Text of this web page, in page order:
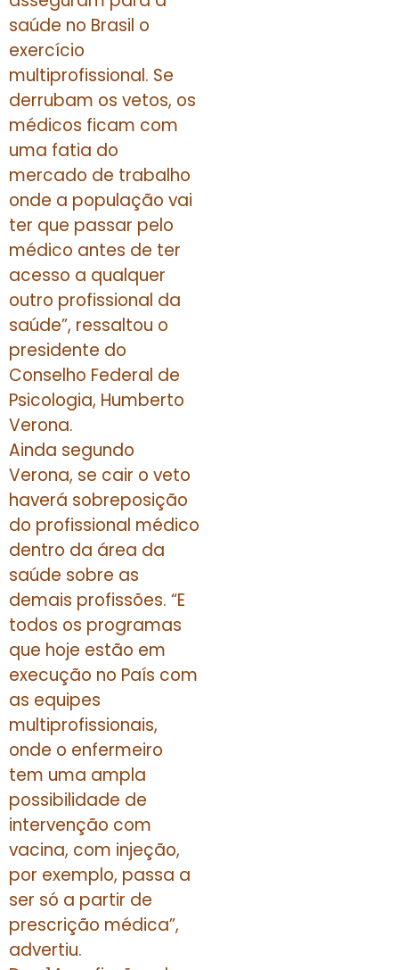
saúde no Brasil o
exercício
multiprofissional. Se
derrubam os vetos, os
médicos ficam com
uma fatia do
mercado de trabalho
onde a população vai
ter que passar pelo
médico antes de ter
acesso a qualquer
outro profissional da
saúde”, ressaltou o
presidente do
Conselho Federal de
Psicologia, Humberto
Verona.
Ainda segundo
Verona, se cair o veto
haverá sobreposição
do profissional médico
dentro da área da
saúde sobre as
demais profissões. “E
todos os programas
que hoje estão em
execução no País com
as equipes
multiprofissionais,
onde o enfermeiro
tem uma ampla
possibilidade de
intervenção com
vacina, com injeção,
por exemplo, passa a
ser só a partir de
prescrição médica”,
advertiu.